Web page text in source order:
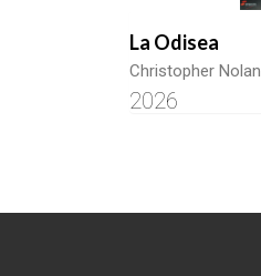
La Odisea
Christopher Nolan
2026